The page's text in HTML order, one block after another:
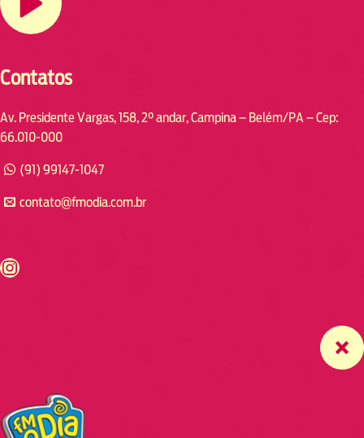
Contatos
Av. Presidente Vargas, 158, 2° andar, Campina – Belém/PA – Cep:
66.010-000
(91) 99147-1047
contato@fmodia.com.br
https://www.instagram.com/fmodia.cabofrio/